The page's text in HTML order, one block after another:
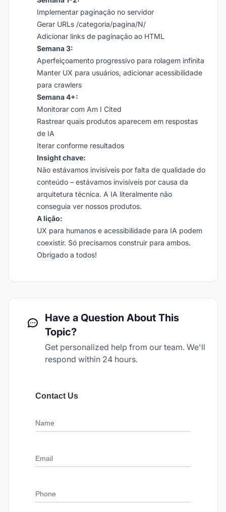
Implementar paginação no servidor
Gerar URLs /categoria/pagina/N/
Adicionar links de paginação ao HTML
Semana 3:
Aperfeiçoamento progressivo para rolagem infinita
Manter UX para usuários, adicionar acessibilidade
para crawlers
Semana 4+:
Monitorar com Am I Cited
Rastrear quais produtos aparecem em respostas
de IA
Iterar conforme resultados
Insight chave:
Não estávamos invisíveis por falta de qualidade do
conteúdo – estávamos invisíveis por causa da
arquitetura técnica. A IA literalmente não
conseguia ver nossos produtos.
A lição:
UX para humanos e acessibilidade para IA podem
coexistir. Só precisamos construir para ambos.
Obrigado a todos!
Have a Question About This
Topic?
Get personalized help from our team. We'll
respond within 24 hours.